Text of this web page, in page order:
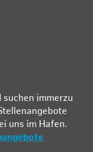
im­mer­zu
uns im Ha­fen.